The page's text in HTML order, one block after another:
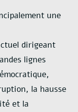
une
dirigeant
lignes
la hausse
et la